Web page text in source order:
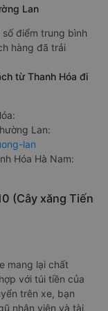
Lan
điểm trung bình
hàng đã trải
từ Thanh Hóa đi
Lan:
lan
Hóa Hà Nam:
(Cây xăng Tiến
mang lại chất
với túi tiền của
trên xe, bạn
nhân viên và tài